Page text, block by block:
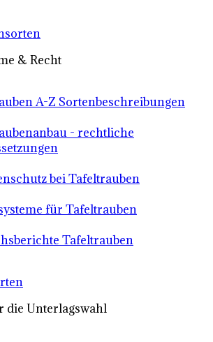
& Recht
A-Z Sortenbeschreibungen
- rechtliche
bei Tafeltrauben
für Tafeltrauben
Tafeltrauben
Unterlagswahl